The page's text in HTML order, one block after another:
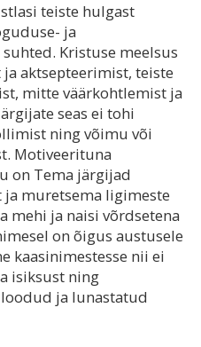
teiste hulgast
ja
Kristuse meelsus
aktsepteerimist, teiste
mitte väärkohtlemist ja
seas ei tohi
ning võimu või
Motiveerituna
on Tema järgijad
muretsema ligimeste
mehi ja naisi võrdsetena
on õigus austusele
kaasinimestesse nii ei
isiksust ning
ja lunastatud